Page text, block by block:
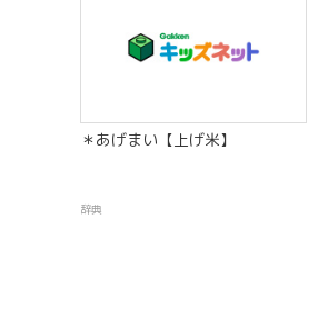
＊あげまい【上げ米】
辞典